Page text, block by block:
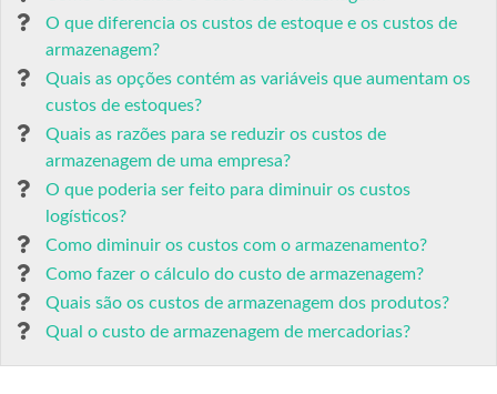
O que diferencia os custos de estoque e os custos de
armazenagem?
Quais as opções contém as variáveis que aumentam os
custos de estoques?
Quais as razões para se reduzir os custos de
armazenagem de uma empresa?
O que poderia ser feito para diminuir os custos
logísticos?
Como diminuir os custos com o armazenamento?
Como fazer o cálculo do custo de armazenagem?
Quais são os custos de armazenagem dos produtos?
Qual o custo de armazenagem de mercadorias?